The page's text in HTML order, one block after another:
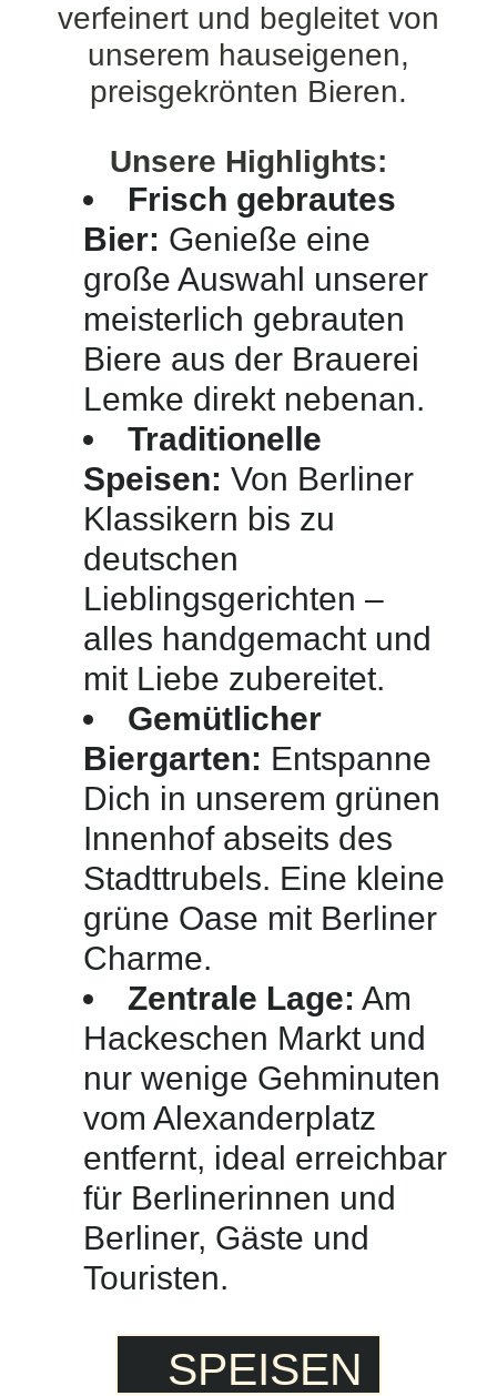
verfeinert und begleitet von
unserem hauseigenen,
preisgekrönten Bieren.
Unsere Highlights:
Frisch gebrautes
Bier: Genieße eine
große Auswahl unserer
meisterlich gebrauten
Biere aus der Brauerei
Lemke direkt nebenan.
Traditionelle
Speisen: Von Berliner
Klassikern bis zu
deutschen
Lieblingsgerichten –
alles handgemacht und
mit Liebe zubereitet.
Gemütlicher
Biergarten: Entspanne
Dich in unserem grünen
Innenhof abseits des
Stadttrubels. Eine kleine
grüne Oase mit Berliner
Charme.
Zentrale Lage: Am
Hackeschen Markt und
nur wenige Gehminuten
vom Alexanderplatz
entfernt, ideal erreichbar
für Berlinerinnen und
Berliner, Gäste und
Touristen.
SPEISEN